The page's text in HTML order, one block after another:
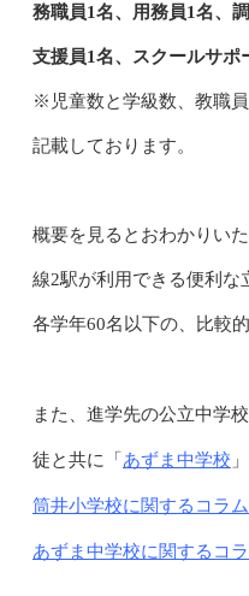
務職員1名、用務員1名、
支援員1名、スクールサポ
※児童数と学級数、教職
記載しております。
概要を見るとおわかりい
線2駅が利用できる便利な
各学年60名以下の、比較
また、進学先の公立中学
徒と共に「あずま中学校
筒井小学校に関するコラム
あずま中学校に関するコ